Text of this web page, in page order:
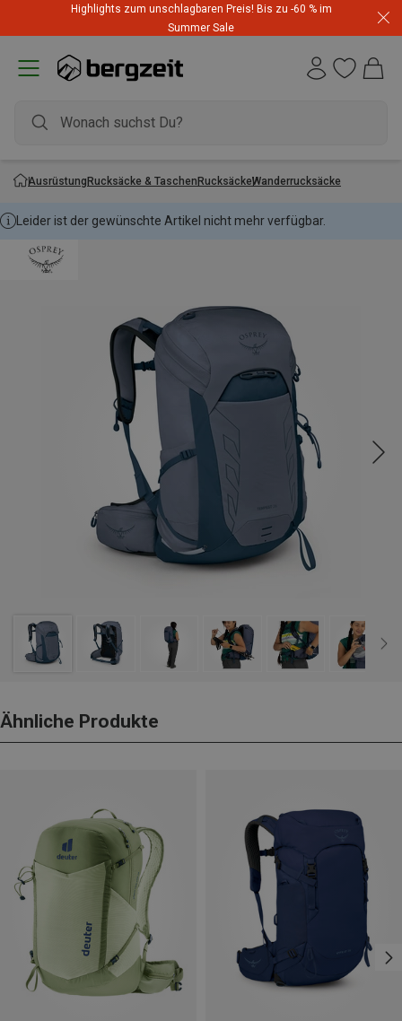
Highlights zum unschlagbaren Preis! Bis zu -60 % im
Summer Sale
AusrüstungRucksäcke & TaschenRucksäckeWanderrucksäcke
Leider ist der gewünschte Artikel nicht mehr verfügbar.
Ähnliche Produkte